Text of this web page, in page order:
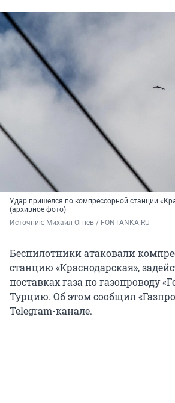
Удар пришелся по компрессорной станции
(архивное фото)
Источник: Михаил Огнев / FONTANKA.RU
Беспилотники атаковали
станцию «Краснодарская»,
поставках газа по газопроводу
Турцию. Об этом сообщил
Telegram-канале.